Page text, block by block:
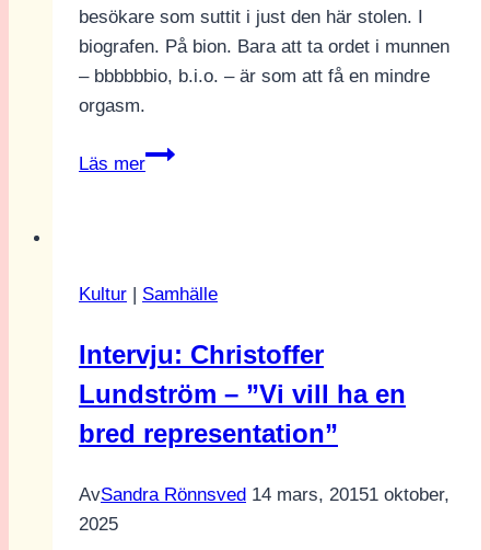
besökare som suttit i just den här stolen. I
biografen. På bion. Bara att ta ordet i munnen
– bbbbbbio, b.i.o. – är som att få en mindre
orgasm.
Läs mer
Recension
Kultur
Samhälle
Intervju: Christoffer
Lundström – ”Vi vill ha en
bred representation”
AvSandra Rönnsved 14 mars, 20151 oktober,
2025